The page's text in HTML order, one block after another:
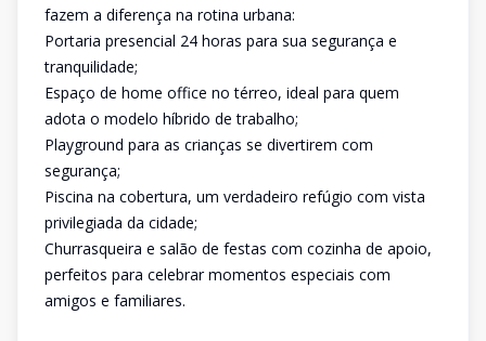
fazem a diferença na rotina urbana:
Portaria presencial 24 horas para sua segurança e
tranquilidade;
Espaço de home office no térreo, ideal para quem
adota o modelo híbrido de trabalho;
Playground para as crianças se divertirem com
segurança;
Piscina na cobertura, um verdadeiro refúgio com vista
privilegiada da cidade;
Churrasqueira e salão de festas com cozinha de apoio,
perfeitos para celebrar momentos especiais com
amigos e familiares.